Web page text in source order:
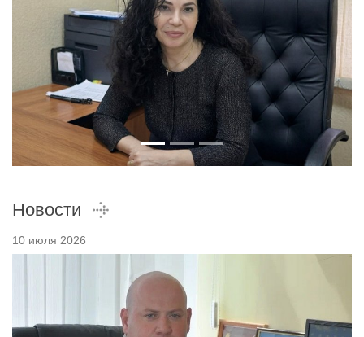
Новости
10 июля 2026